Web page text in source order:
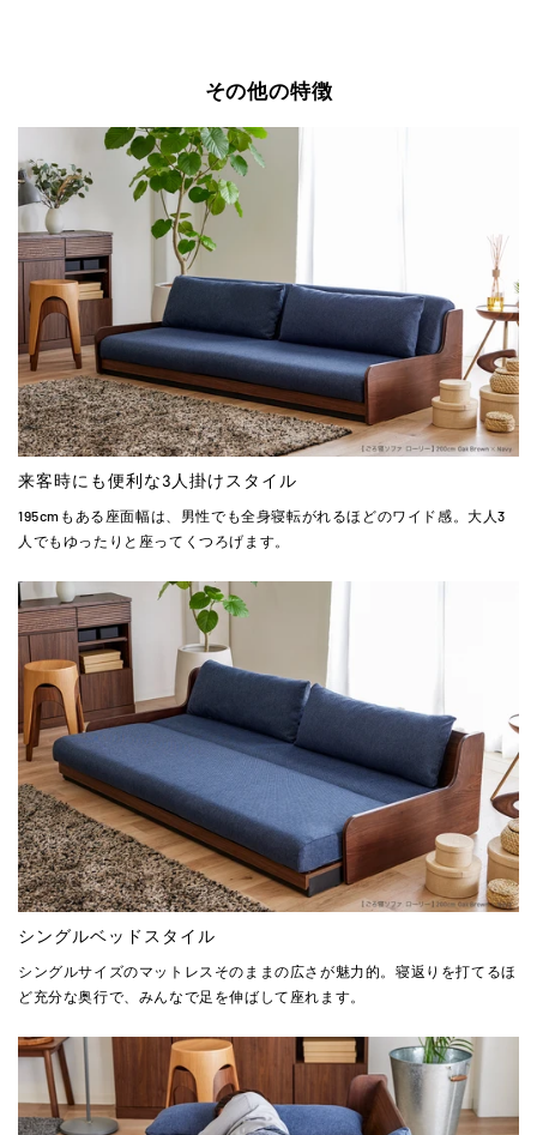
その他の特徴
来客時にも便利な3人掛けスタイル
195cmもある座面幅は、男性でも全身寝転がれるほどのワイド感。大人3
人でもゆったりと座ってくつろげます。
シングルベッドスタイル
シングルサイズのマットレスそのままの広さが魅力的。寝返りを打てるほ
ど充分な奥行で、みんなで足を伸ばして座れます。